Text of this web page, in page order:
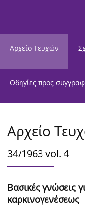
Αρχείο Τευχών
Οδηγίες προς
Αρχείο
34/1963 vol. 4
Βασικές γνώσεις
καρκινογενέσεως